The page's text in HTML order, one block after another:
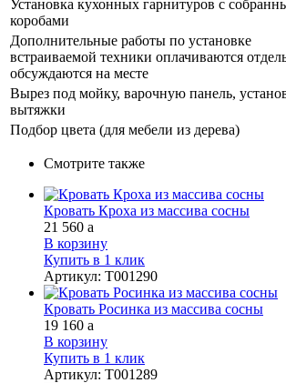
Установка кухонных гарнитуров с
коробами
Дополнительные работы по установке
встраиваемой техники оплачиваются
обсуждаются на месте
Вырез под мойку, варочную панель,
вытяжки
Подбор цвета (для мебели из дерева)
Смотрите также
Кровать Кроха из массива сосны
21 560 a
В корзину
Купить в 1 клик
Артикул: Т001290
Кровать Росинка из массива сосны
19 160 a
В корзину
Купить в 1 клик
Артикул: Т001289